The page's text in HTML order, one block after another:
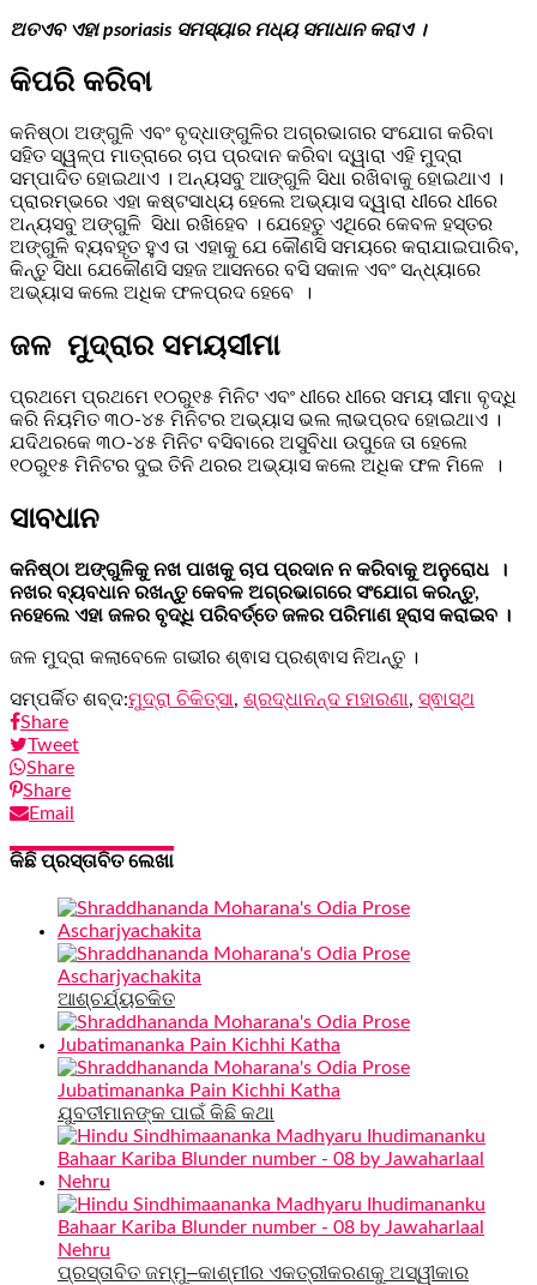
ଅତଏବ ଏହା psoriasis ସମସ୍ୟାର ମଧ୍ୟ ସମାଧାନ କରାଏ ।
କିପରି କରିବା
କନିଷ୍ଠା ଅଙ୍ଗୁଳି ଏବଂ ବୃଦ୍ଧାଙ୍ଗୁଳିର ଅଗ୍ରଭାଗର ସଂଯୋଗ କରିବା
ସହିତ ସ୍ୱଳ୍ପ ମାତ୍ରାରେ ଚାପ ପ୍ରଦାନ କରିବା ଦ୍ୱାରା ଏହି ମୁଦ୍ରା
ସମ୍ପାଦିତ ହୋଇଥାଏ । ଅନ୍ୟସବୁ ଆଙ୍ଗୁଳି ସିଧା ରଖିବାକୁ ହୋଇଥାଏ ।
ପ୍ରାରମ୍ଭରେ ଏହା କଷ୍ଟସାଧ୍ୟ ହେଲେ ଅଭ୍ୟାସ ଦ୍ୱାରା ଧୀରେ ଧୀରେ
ଅନ୍ୟସବୁ ଅଙ୍ଗୁଳି ସିଧା ରଖିହେବ । ଯେହେତୁ ଏଥିରେ କେବଳ ହସ୍ତର
ଅଙ୍ଗୁଳି ବ୍ୟବହୃତ ହୁଏ ତା ଏହାକୁ ଯେ କୌଣସି ସମୟରେ କରାଯାଇପାରିବ,
କିନ୍ତୁ ସିଧା ଯେକୌଣସି ସହଜ ଆସନରେ ବସି ସକାଳ ଏବଂ ସନ୍ଧ୍ୟାରେ
ଅଭ୍ୟାସ କଲେ ଅଧିକ ଫଳପ୍ରଦ ହେବେ ।
ଜଳ ମୁଦ୍ରାର ସମୟସୀମା
ପ୍ରଥମେ ପ୍ରଥମେ ୧୦ରୁ୧୫ ମିନିଟ ଏବଂ ଧୀରେ ଧୀରେ ସମୟ ସୀମା ବୃଦ୍ଧି
କରି ନିୟମିତ ୩୦-୪୫ ମିନିଟର ଅଭ୍ୟାସ ଭଲ ଲାଭପ୍ରଦ ହୋଇଥାଏ ।
ଯଦିଥରକେ ୩୦-୪୫ ମିନିଟ ବସିବାରେ ଅସୁବିଧା ଉପୁଜେ ତା ହେଲେ
୧୦ରୁ୧୫ ମିନିଟର ଦୁଇ ତିନି ଥରର ଅଭ୍ୟାସ କଲେ ଅଧିକ ଫଳ ମିଳେ ।
ସାବଧାନ
କନିଷ୍ଠା ଅଙ୍ଗୁଳିକୁ ନଖ ପାଖକୁ ଚାପ ପ୍ରଦାନ ନ କରିବାକୁ ଅନୁରୋଧ ।
ନଖର ବ୍ୟବଧାନ ରଖନ୍ତୁ କେବଳ ଅଗ୍ରଭାଗରେ ସଂଯୋଗ କରନ୍ତୁ,
ନହେଲେ ଏହା ଜଳର ବୃଦ୍ଧି ପରିବର୍ତ୍ତେ ଜଳର ପରିମାଣ ହ୍ରାସ କରାଇବ ।
ଜଳ ମୁଦ୍ରା କଲାବେଳେ ଗଭୀର ଶ୍ଵାସ ପ୍ରଶ୍ଵାସ ନିଅନ୍ତୁ ।
ସମ୍ପର୍କିତ ଶବ୍ଦ:ମୁଦ୍ରା ଚିକିତ୍ସା, ଶ୍ରଦ୍ଧାନନ୍ଦ ମହାରଣା, ସ୍ଵାସ୍ଥ
Share
Tweet
Share
Share
Email
କିଛି ପ୍ରସ୍ତାବିତ ଲେଖା
ଆଶ୍ଚର୍ଯ୍ୟଚକିତ
ଯୁବତୀମାନଙ୍କ ପାଇଁ କିଛି କଥା
ପ୍ରସ୍ତାବିତ ଜମ୍ମୁ–କାଶ୍ମୀର ଏକତ୍ରୀକରଣକୁ ଅସ୍ୱୀକାର